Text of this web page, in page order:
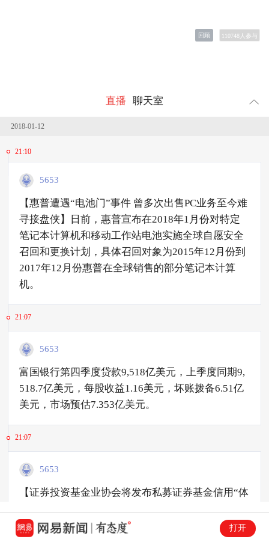
回顾 110748 人参与
直播 聊天室
2018-01-12
21:10
5653
【惠普遭遇“电池门”事件 曾多次出售PC业务至今难
寻接盘侠】日前，惠普宣布在2018年1月份对特定
笔记本计算机和移动工作站电池实施全球自愿安全
召回和更换计划，具体召回对象为2015年12月份到
2017年12月份惠普在全球销售的部分笔记本计算
机。
21:07
5653
富国银行第四季度贷款9,518亿美元，上季度同期9,
518.7亿美元，每股收益1.16美元，坏账拨备6.51亿
美元，市场预估7.353亿美元。
21:07
5653
【证券投资基金业协会将发布私募证券基金信用“体
会（以下简称协会）在北京召开私募证券投资基金
打开